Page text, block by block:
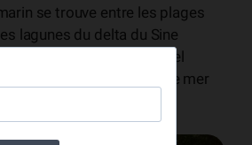
se trouve entre les plages
lagunes du delta du Sine
offre un cadre naturel
des bungalows en bord de mer
et conviviale.